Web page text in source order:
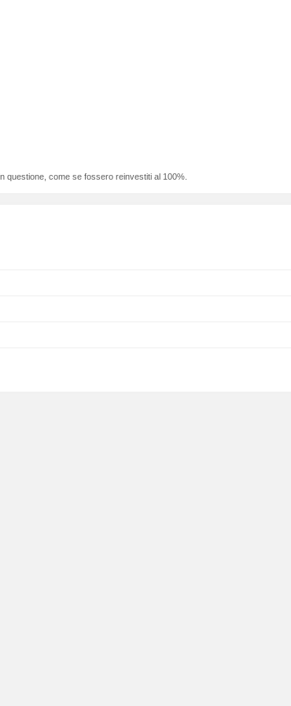
questione, come se fossero reinvestiti al 100%.